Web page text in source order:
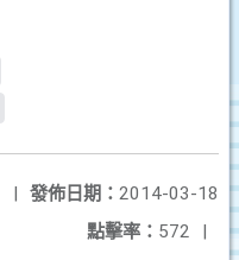
發佈日期： 2014-03-18
|
點擊率： 572 |